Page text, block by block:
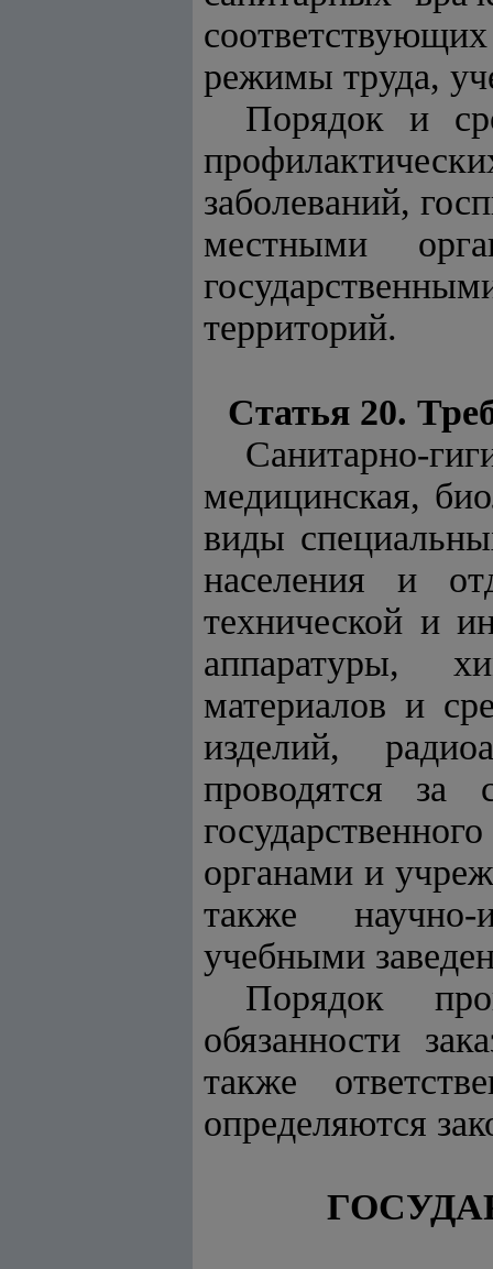
режимы труда,
Порядок и
заболеваний,
местными
территорий.
Статья 20.
Санитарно-
медицинская,
виды
населения и
технической и
аппаратуры,
материалов и
изделий,
проводятся за
органами и
также научно-
учебными
Порядок
обязанности
также
определяются